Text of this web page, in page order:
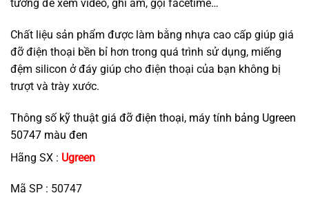
tưởng để xem video, ghi âm, gọi facetime…
Chất liệu sản phẩm được làm bằng nhựa cao cấp giúp giá
đỡ điện thoại bền bỉ hơn trong quá trình sử dụng, miếng
đệm silicon ở đáy giúp cho điện thoại của bạn không bị
trượt và trày xước.
Thông số kỹ thuật giá đỡ điện thoại, máy tính bảng Ugreen
50747 màu đen
Hãng SX : Ugreen
Mã SP : 50747